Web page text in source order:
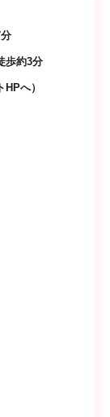
歩約3分
HPへ）